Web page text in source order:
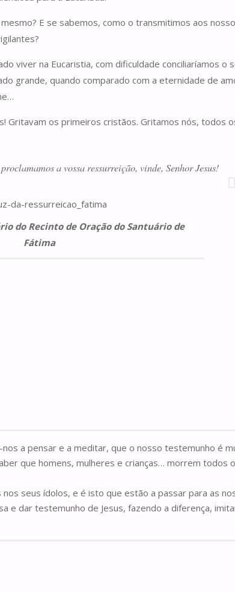
E se sabemos, como o transmitimos aos
viver na Eucaristia, com dificuldade conciliaríamos o
grande, quando comparado com a eternidade de
Gritavam os primeiros cristãos. Gritamos nós, todos
a vossa ressurreição, vinde, Senhor Jesus!
do Recinto de Oração do Santuário de
Fátima
a pensar e a meditar, que o nosso testemunho é
que homens, mulheres e crianças… morrem
seus ídolos, e é isto que estão a passar para as
dar testemunho de Jesus, fazendo a diferença,